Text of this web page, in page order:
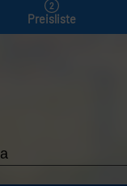
Preisliste